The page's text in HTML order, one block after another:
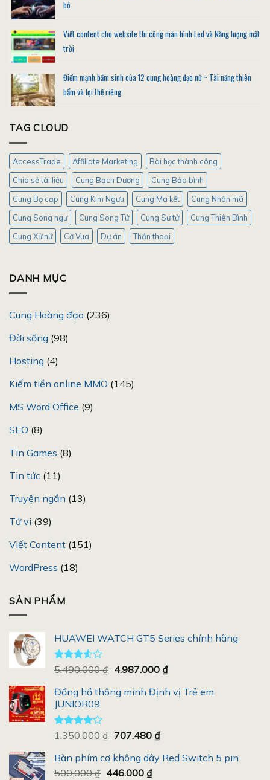
bỏ
Viết content cho website thi công màn hình Led và Năng lượng mặt
trời
Điểm mạnh bẩm sinh của 12 cung hoàng đạo nữ ~ Tài năng thiên
bẩm và lợi thế riêng
TAG CLOUD
AccessTrade Affiliate Marketing
Bài học thành công
Chia sẻ tài liệu
Cung Bạch Dương
Cung Bảo bình
Cung Bọ cạp
Cung Kim Ngưu Cung Ma kết
Cung Nhân mã
Cung Song ngư
Cung Song Tử Cung Sư tử
Cung Thiên Bình
Cung Xử nữ
Cờ Vua Dự án Thần thoại
DANH MỤC
Cung Hoàng đạo (236)
Đời sống (98)
Hosting (4)
Kiếm tiền online MMO (145)
MS Word Office (9)
SEO (8)
Tin Games (8)
Tin tức (11)
Truyện ngắn (13)
Tử vi (39)
Viết Content (151)
WordPress (18)
SẢN PHẨM
HUAWEI WATCH GT5 Series chính hãng
Được
hạng
3.50 5
sao
5.490.000₫ Giá
là:
4.987.000 ₫Giá
tại
Đồng hồ thông minh Định vị Trẻ em
JUNIOR09
Được
4.00
sao
1.350.000₫ Giá
là:
1.350.000 ₫.
707.480 ₫Giá
tại
Bàn phím cơ không dây Red Switch 5 pin
500.000₫ Giá
446.000 ₫Giá